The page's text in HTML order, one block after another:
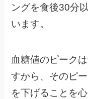
ングを食後30分
います。
血糖値のピーク
すから、そのピ
を下げることを